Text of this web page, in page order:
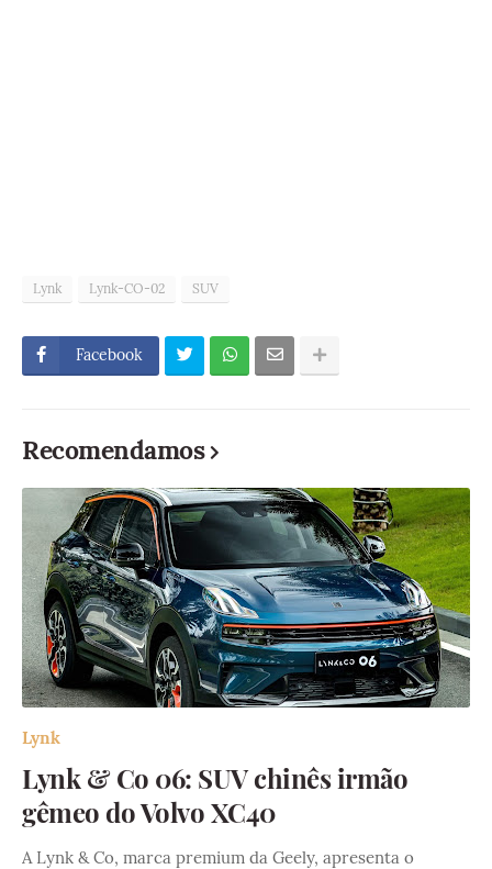
Lynk Lynk-CO-02 SUV
Facebook
Recomendamos
Lynk
Lynk & Co 06: SUV chinês irmão
gêmeo do Volvo XC40
A Lynk & Co, marca premium da Geely, apresenta o